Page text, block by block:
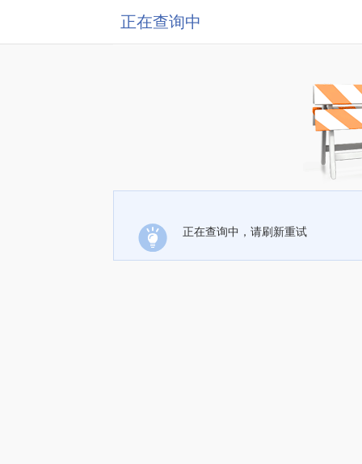
正在查询中
正在查询中，请刷新重试